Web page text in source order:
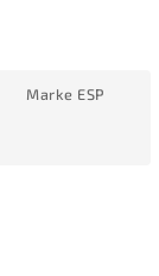
Marke ESP